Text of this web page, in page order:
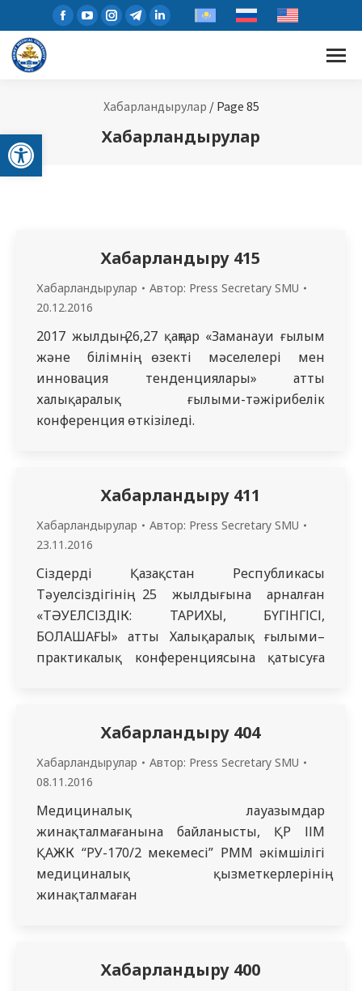
Open toolbar
Facebook
page
YouTube
page
new
Instagram
page
new
Telegram
page
Linkedin
page
Хабарландырулар / Page 85
Хабарландырулар
Хабарландыру 415
Хабарландырулар Автор: Press Secretary SMU
20.12.2016
2017 жылдың 26,27 қаңтар «Заманауи ғылым
және білімнің өзекті мәселелері мен
инновация тенденциялары» атты
халықаралық ғылыми-тәжірибелік
конференция өткізіледі.
Хабарландыру 411
Хабарландырулар Автор: Press Secretary SMU
23.11.2016
Сіздерді Қазақстан Республикасы
Тәуелсіздігінің 25 жылдығына арналған
«ТӘУЕЛСІЗДІК: ТАРИХЫ, БҮГІНГІСІ,
БОЛАШАҒЫ» атты Халықаралық ғылыми–
практикалық конференциясына қатысуға
Хабарландыру 404
Хабарландырулар Автор: Press Secretary SMU
08.11.2016
Медициналық лауазымдар
жинақталмағанына байланысты, ҚР ІІМ
ҚАЖК “РУ-170/2 мекемесі” РММ әкімшілігі
медициналық қызметкерлерінің
жинақталмаған
Хабарландыру 400